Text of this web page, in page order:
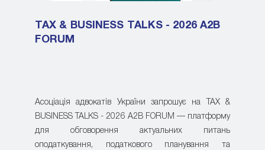
TAX & BUSINESS TALKS - 2026 A2B
FORUM
Асоціація адвокатів України запрошує на TAX &
BUSINESS TALKS - 2026 A2B FORUM — платформу
для обговорення актуальних питань
оподаткування, податкового планування та